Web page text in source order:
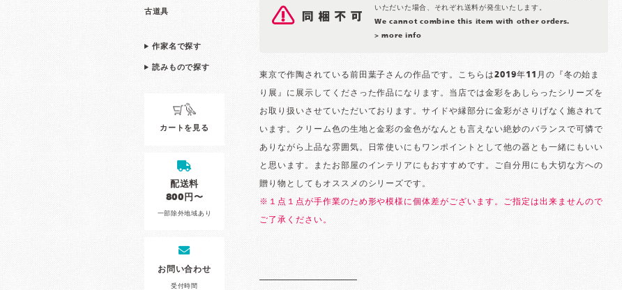
古道具
作家名で探す
読みもので探す
カートを見る
配送料
800円〜
一部除外地域あり
お問い合わせ
受付時間
いただいた場合、それぞれ送料が発生いたします。
We cannot combine this item with other orders.
> more info
東京で作陶されている前田葉子さんの作品です。こちらは2019年11月の『冬の始ま
り展』に展示してくださった作品になります。当店では金彩をあしらったシリーズを
お取り扱いさせていただいております。サイドや縁部分に金彩がさりげなく施されて
います。クリーム色の生地と金彩の金色がなんとも言えない絶妙のバランスで可憐で
ありながら上品な雰囲気。日常使いにもワンポイントとして他の器とも一緒にもいい
と思います。またお部屋のインテリアにもおすすめです。ご自分用にも大切な方への
贈り物としてもオススメのシリーズです。
※１点１点が手作業のため形や模様に個体差がございます。ご指定は出来ませんので
ご了承ください。